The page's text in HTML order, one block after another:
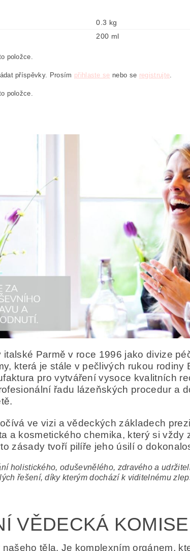
0.3 kg
200 ml
položce.
příspěvky. Prosím přihlaste se nebo se registrujte.
položce.
vyjadřujete souhlas se zpracováním osobních údajů v
italské Parmě v roce 1996 jako divize
která je stále v pečlivých rukou rodiny
pro vytváření vysoce kvalitních
řadu lázeňských procedur a
ve vizi a vědeckých základech
a kosmetického chemika, který si vždy
zásady tvoří pilíře jeho úsilí o
holistického, oduševnělého, zdravého a
řešení, díky kterým dochází k viditelnému
VĚDECKÁ KOMISE
našeho těla. Je komplexním orgánem,